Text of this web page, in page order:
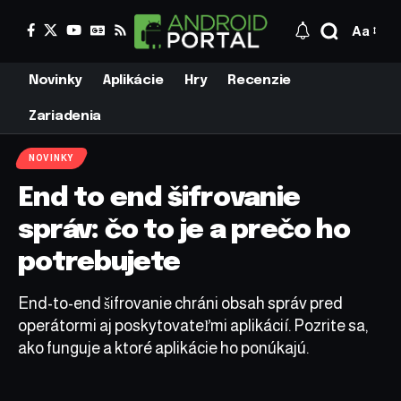
Aa
Novinky Aplikácie Hry Recenzie
Zariadenia
NOVINKY
End to end šifrovanie
správ: čo to je a prečo ho
potrebujete
End-to-end šifrovanie chráni obsah správ pred
operátormi aj poskytovateľmi aplikácií. Pozrite sa,
ako funguje a ktoré aplikácie ho ponúkajú.